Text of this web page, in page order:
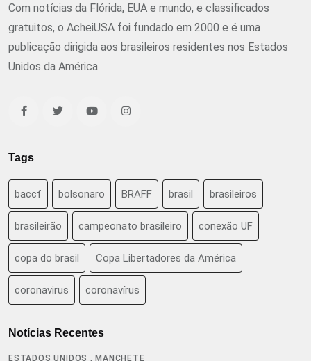
Com notícias da Flórida, EUA e mundo, e classificados
gratuitos, o AcheiUSA foi fundado em 2000 e é uma
publicação dirigida aos brasileiros residentes nos Estados
Unidos da América
Tags
baccf bolsonaro BRAFF brasil brasileiros
brasileirão campeonato brasileiro conexão UF
copa do brasil Copa Libertadores da América
coronavirus coronavírus
Notícias Recentes
ESTADOS UNIDOS ,MANCHETE